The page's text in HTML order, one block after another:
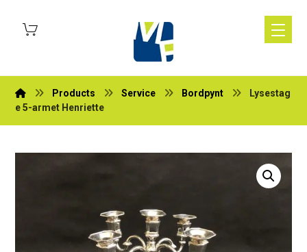
Products Service Bordpynt
Lysestag
e 5-armet Henriette